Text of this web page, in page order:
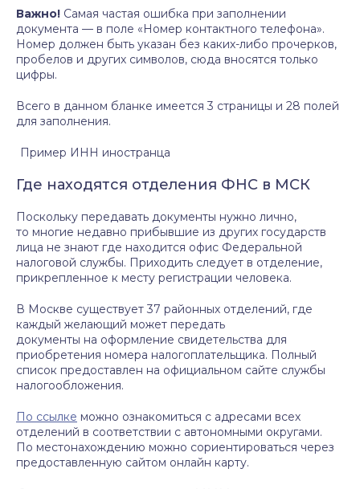
Важно! Самая частая ошибка при заполнении
документа — в поле «Номер контактного телефона».
Номер должен быть указан без каких-либо прочерков,
пробелов и других символов, сюда вносятся только
цифры.
Всего в данном бланке имеется 3 страницы и 28 полей
для заполнения.
Пример ИНН иностранца
Где находятся отделения ФНС в МСК
Поскольку передавать документы нужно лично,
то многие недавно прибывшие из других государств
лица не знают где находится офис Федеральной
налоговой службы. Приходить следует в отделение,
прикрепленное к месту регистрации человека.
В Москве существует 37 районных отделений, где
каждый желающий может передать
документы на оформление свидетельства для
приобретения номера налогоплательщика. Полный
список предоставлен на официальном сайте службы
налогообложения.
По ссылке можно ознакомиться с адресами всех
отделений в соответствии с автономными округами.
По местонахождению можно сориентироваться через
предоставленную сайтом онлайн карту.